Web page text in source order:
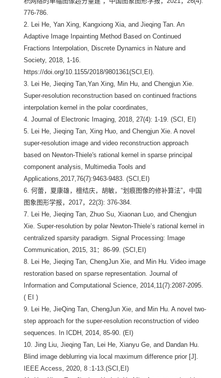
776-786.
2. Lei He, Yan Xing, Kangxiong Xia, and Jieqing Tan. An
Adaptive Image Inpainting Method Based on Continued
Fractions Interpolation, Discrete Dynamics in Nature and
Society, 2018, 1-16.
https://doi.org/10.1155/2018/9801361(SCI,EI).
3. Lei He, Jieqing Tan,Yan Xing, Min Hu, and Chengjun Xie.
Super-resolution reconstruction based on continued fractions
interpolation kernel in the polar coordinates,
4. Journal of Electronic Imaging, 2018, 27(4): 1-19. (SCI, EI)
5. Lei He, Jieqing Tan, Xing Huo, and Chengjun Xie. A novel
super-resolution image and video reconstruction approach
based on Newton-Thiele's rational kernel in sparse principal
component analysis, Multimedia Tools and
Applications,2017,76(7):9463-9483. (SCI,EI)
6. 何蕾，夏康雄，檀结庆，胡敏，“划痕图像的修补算法”，中国
图象图形学报，2017，22(3): 376-384.
7. Lei He, Jieqing Tan, Zhuo Su, Xiaonan Luo, and Chengjun
Xie. Super-resolution by polar Newton-Thiele’s rational kernel in
centralized sparsity paradigm. Signal Processing: Image
Communication, 2015, 31：86-99. (SCI,EI)
8. Lei He, Jieqing Tan, ChengJun Xie, and Min Hu. Video image
restoration based on sparse representation. Journal of
Information and Computational Science, 2014,11(7):2087-2095.
( EI )
9. Lei He, JieQing Tan, ChengJun Xie, and Min Hu. A novel two-
step approach for the super-resolution reconstruction of video
sequences. In ICDH, 2014, 85-90. (EI)
10. Jing Liu, Jieqing Tan, Lei He, Xianyu Ge, and Dandan Hu.
Blind image deblurring via local maximum difference prior [J].
IEEE Access, 2020, 8 :1-13.(SCI,EI)